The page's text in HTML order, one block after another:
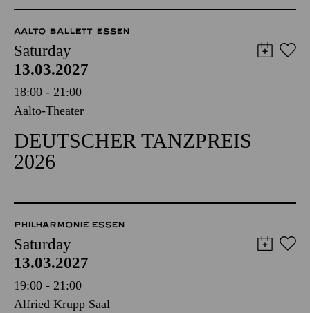
AALTO BALLETT ESSEN
Saturday
13.03.2027
18:00 - 21:00
Aalto-Theater
DEUTSCHER TANZPREIS
2026
PHILHARMONIE ESSEN
Saturday
13.03.2027
19:00 - 21:00
Alfried Krupp Saal